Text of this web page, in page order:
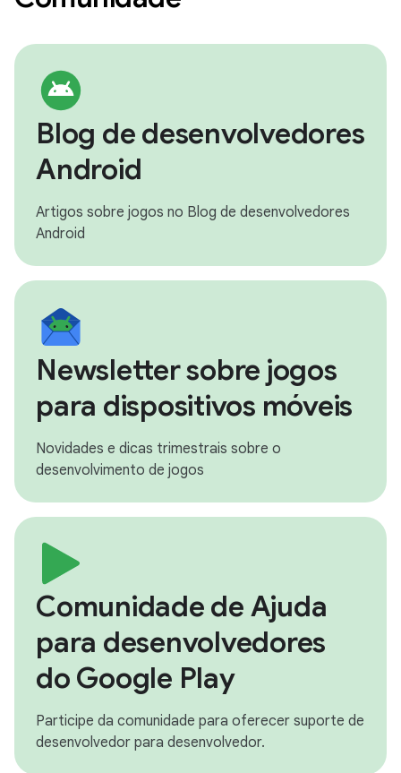
Blog de desenvolvedores
Android
Artigos sobre jogos no Blog de desenvolvedores
Android
Newsletter sobre jogos
para dispositivos móveis
Novidades e dicas trimestrais sobre o
desenvolvimento de jogos
Comunidade de Ajuda
para desenvolvedores
do Google Play
Participe da comunidade para oferecer suporte de
desenvolvedor para desenvolvedor.